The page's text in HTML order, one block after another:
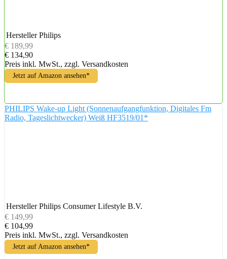
Hersteller Philips
€ 189,99
€ 134,90
Preis inkl. MwSt., zzgl. Versandkosten
Jetzt auf Amazon ansehen*
PHILIPS Wake-up Light (Sonnenaufgangfunktion, Digitales Fm
Radio, Tageslichtwecker) Weiß HF3519/01*
Hersteller Philips Consumer Lifestyle B.V.
€ 149,99
€ 104,99
Preis inkl. MwSt., zzgl. Versandkosten
Jetzt auf Amazon ansehen*